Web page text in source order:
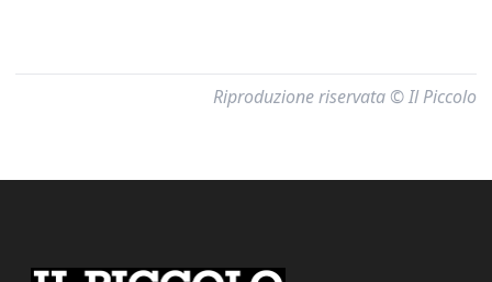
Riproduzione riservata © Il Piccolo